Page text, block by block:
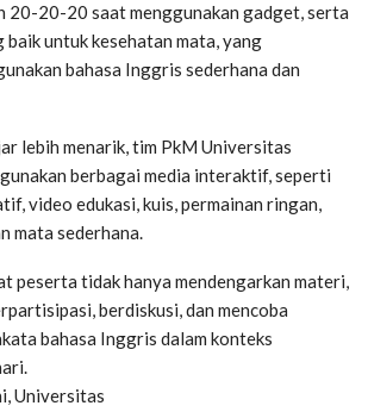
20-20-20 saat menggunakan gadget, serta
baik untuk kesehatan mata, yang
bahasa Inggris sederhana dan
lebih menarik, tim PkM Universitas
berbagai media interaktif, seperti
video edukasi, kuis, permainan ringan,
mata sederhana.
peserta tidak hanya mendengarkan materi,
berdiskusi, dan mencoba
bahasa Inggris dalam konteks
Universitas